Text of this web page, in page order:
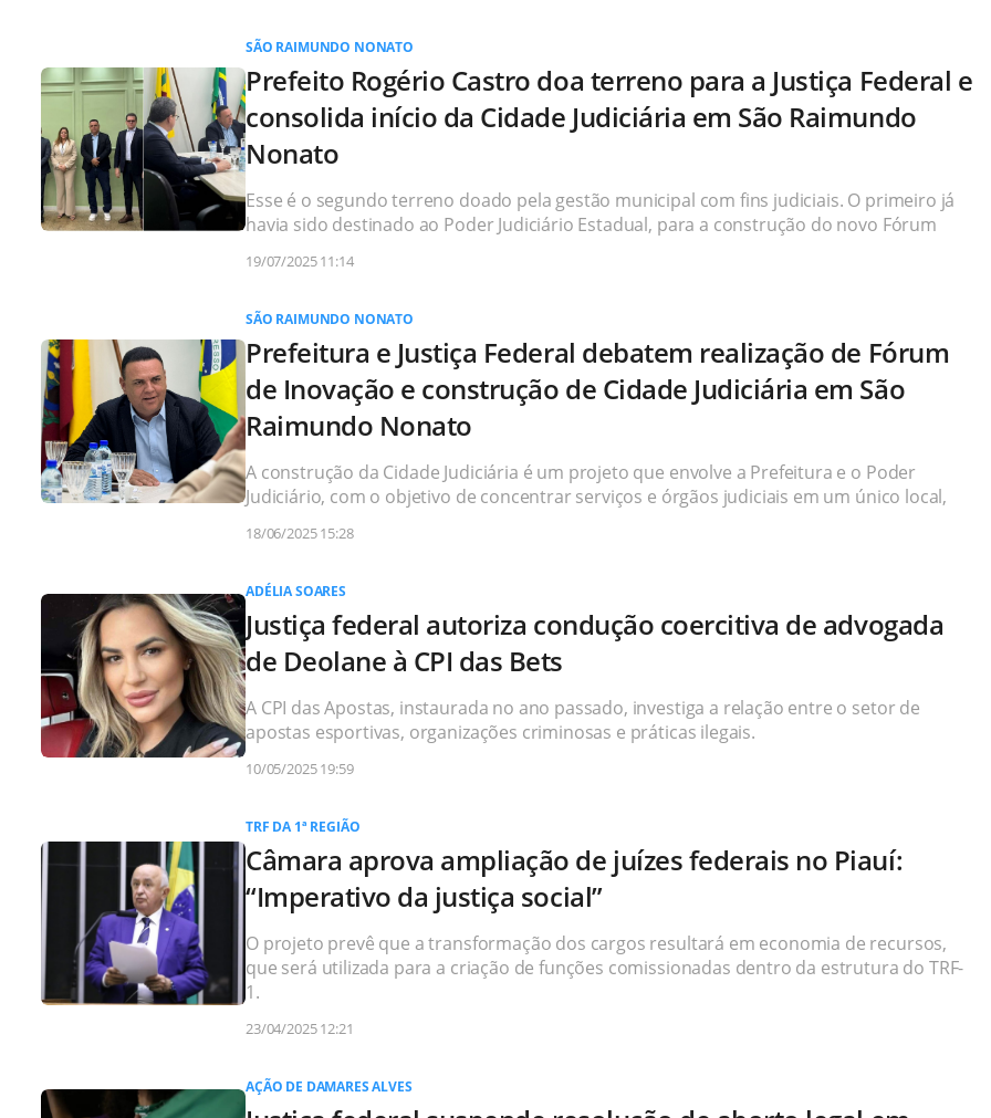
SÃO RAIMUNDO NONATO
Prefeito Rogério Castro doa terreno para a Justiça Federal e
consolida início da Cidade Judiciária em São Raimundo
Nonato
Esse é o segundo terreno doado pela gestão municipal com fins judiciais. O primeiro já
havia sido destinado ao Poder Judiciário Estadual, para a construção do novo Fórum
19/07/2025 11:14
SÃO RAIMUNDO NONATO
Prefeitura e Justiça Federal debatem realização de Fórum
de Inovação e construção de Cidade Judiciária em São
Raimundo Nonato
A construção da Cidade Judiciária é um projeto que envolve a Prefeitura e o Poder
Judiciário, com o objetivo de concentrar serviços e órgãos judiciais em um único local,
18/06/2025 15:28
ADÉLIA SOARES
Justiça federal autoriza condução coercitiva de advogada
de Deolane à CPI das Bets
A CPI das Apostas, instaurada no ano passado, investiga a relação entre o setor de
apostas esportivas, organizações criminosas e práticas ilegais.
10/05/2025 19:59
TRF DA 1ª REGIÃO
Câmara aprova ampliação de juízes federais no Piauí:
“Imperativo da justiça social”
O projeto prevê que a transformação dos cargos resultará em economia de recursos,
que será utilizada para a criação de funções comissionadas dentro da estrutura do TRF-
1.
23/04/2025 12:21
AÇÃO DE DAMARES ALVES